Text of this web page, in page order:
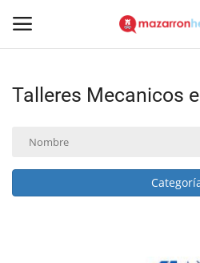
Acceso
Inicio
Talleres Mecanicos